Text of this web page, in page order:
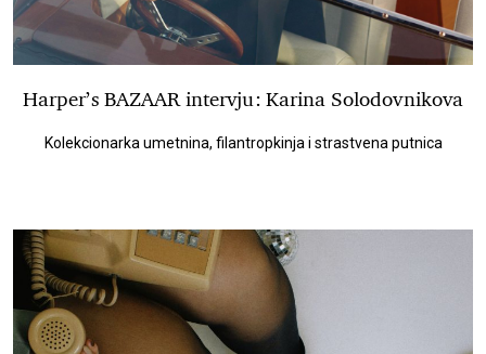
Harper’s BAZAAR intervju: Karina Solodovnikova
Kolekcionarka umetnina, filantropkinja i strastvena putnica